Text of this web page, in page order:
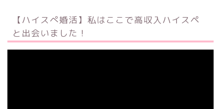
【ハイスぺ婚活】私はここで高収入ハイスペ
と出会いました！